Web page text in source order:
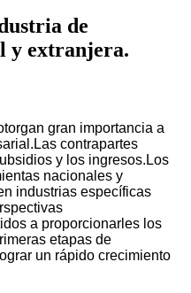
de
y extranjera.
gran importancia a
contrapartes
y los ingresos.Los
nacionales y
industrias específicas
a proporcionarles los
etapas de
un rápido crecimiento